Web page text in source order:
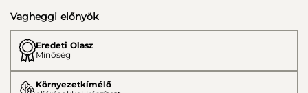
Vagheggi előnyök
Eredeti Olasz
Minőség
Környezetkímélő